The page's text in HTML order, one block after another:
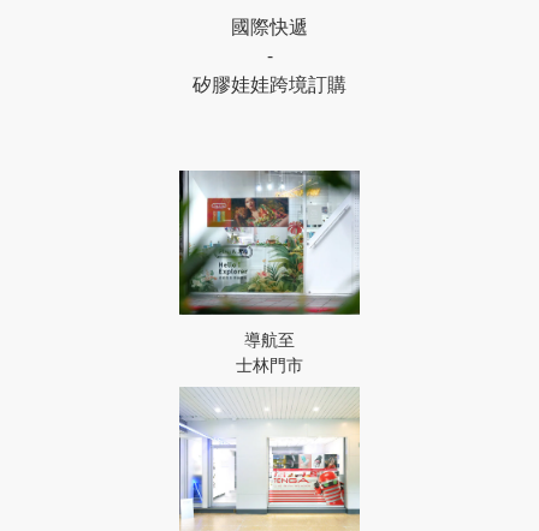
國際快遞
-
矽膠娃娃跨境訂購
導航至
士林門市